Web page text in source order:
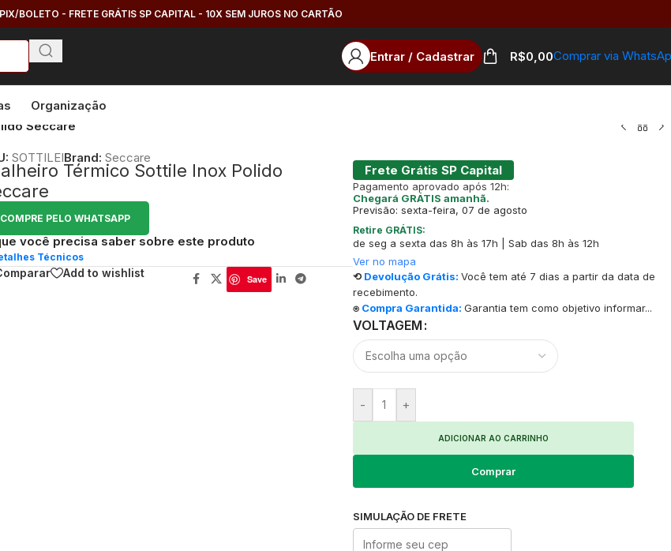
BOLETO - FRETE GRÁTIS SP CAPITAL - 10X SEM JUROS NO CARTÃO
Entrar / Cadastrar R$0,00Comprar via
Organização
Seccare
SOTTILEIBrand:Seccare
Térmico Sottile Inox Polido
COMPRE PELO WHATSAPP
você precisa saber sobre este produto
Técnicos
Add to wishlist Save
Frete Grátis SP Capital
Pagamento aprovado após 12h:
Chegará GRÁTIS amanhã.
Previsão: sexta-feira, 07 de agosto
Retire GRÁTIS:
de seg a sexta das 8h às 17h | Sab das 8h às 12h
Ver no mapa
⟲ Devolução Grátis: Você tem até 7 dias a partir da data de
recebimento.
⍟ Compra Garantida: Garantia tem como objetivo informar...
VOLTAGEM
- +
ADICIONAR AO CARRINHO
Comprar
SIMULAÇÃO DE FRETE